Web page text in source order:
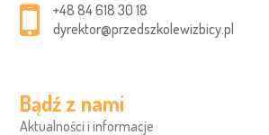
+48 84 618 30 18
dyrektor@przedszkolewizbicy.pl
Bądź z nami
Aktualności i informacje